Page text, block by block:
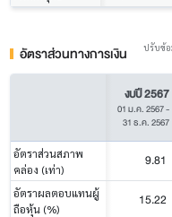
อัตราส่วนทางการเงิน
ปรับข้
งบปี 2567
01 ม.ค. 2567-
31 ธ.ค. 2567
อัตราส่วนสภาพ
คล่อง (เท่า)
9.81
อัตราผลตอบแทนผู้
ถือหุ้น (%)
15.22